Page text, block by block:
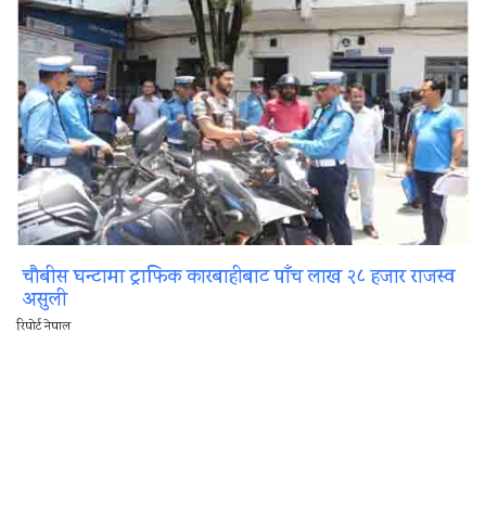
चौबीस घन्टामा ट्राफिक कारबाहीबाट पाँच लाख २८ हजार राजस्व
असुली
रिपोर्ट नेपाल